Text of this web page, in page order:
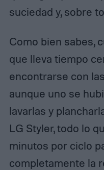
suciedad y, sobre
Como bien sabes,
que lleva tiempo
encontrarse con
aunque uno se
lavarlas y
LG Styler, todo lo
minutos por ciclo
completamente la